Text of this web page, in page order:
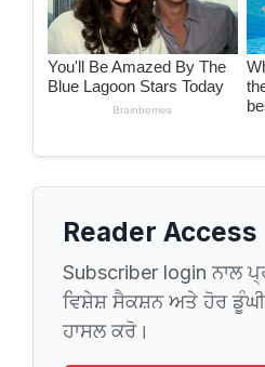
Reader Access
Subscriber login ਨਾਲ
ਵਿਸ਼ੇਸ਼ ਸੈਕਸ਼ਨ ਅਤੇ ਹੋਰ
ਹਾਸਲ ਕਰੋ।